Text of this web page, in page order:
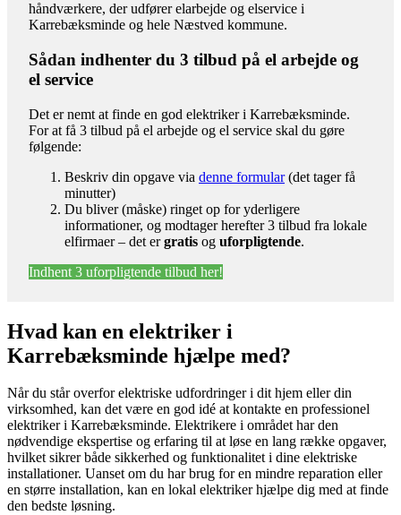
håndværkere, der udfører elarbejde og elservice i
Karrebæksminde og hele Næstved kommune.
Sådan indhenter du 3 tilbud på el arbejde og
el service
Det er nemt at finde en god elektriker i Karrebæksminde.
For at få 3 tilbud på el arbejde og el service skal du gøre
følgende:
Beskriv din opgave via denne formular(det tager få
minutter)
Du bliver (måske) ringet op for yderligere
informationer, og modtager herefter 3 tilbud fra lokale
elfirmaer – det ergratis og uforpligtende.
Indhent 3 uforpligtende tilbud her!
Hvad kan en elektriker i
Karrebæksminde hjælpe med?
Når du står overfor elektriske udfordringer i dit hjem eller din
virksomhed, kan det være en god idé at kontakte en professionel
elektriker i Karrebæksminde. Elektrikere i området har den
nødvendige ekspertise og erfaring til at løse en lang række opgaver,
hvilket sikrer både sikkerhed og funktionalitet i dine elektriske
installationer. Uanset om du har brug for en mindre reparation eller
en større installation, kan en lokal elektriker hjælpe dig med at finde
den bedste løsning.